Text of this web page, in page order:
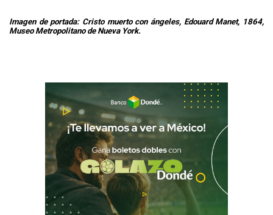
Imagen de portada: Cristo muerto con ángeles, Edouard Manet, 1864,
Museo Metropolitano de Nueva York.